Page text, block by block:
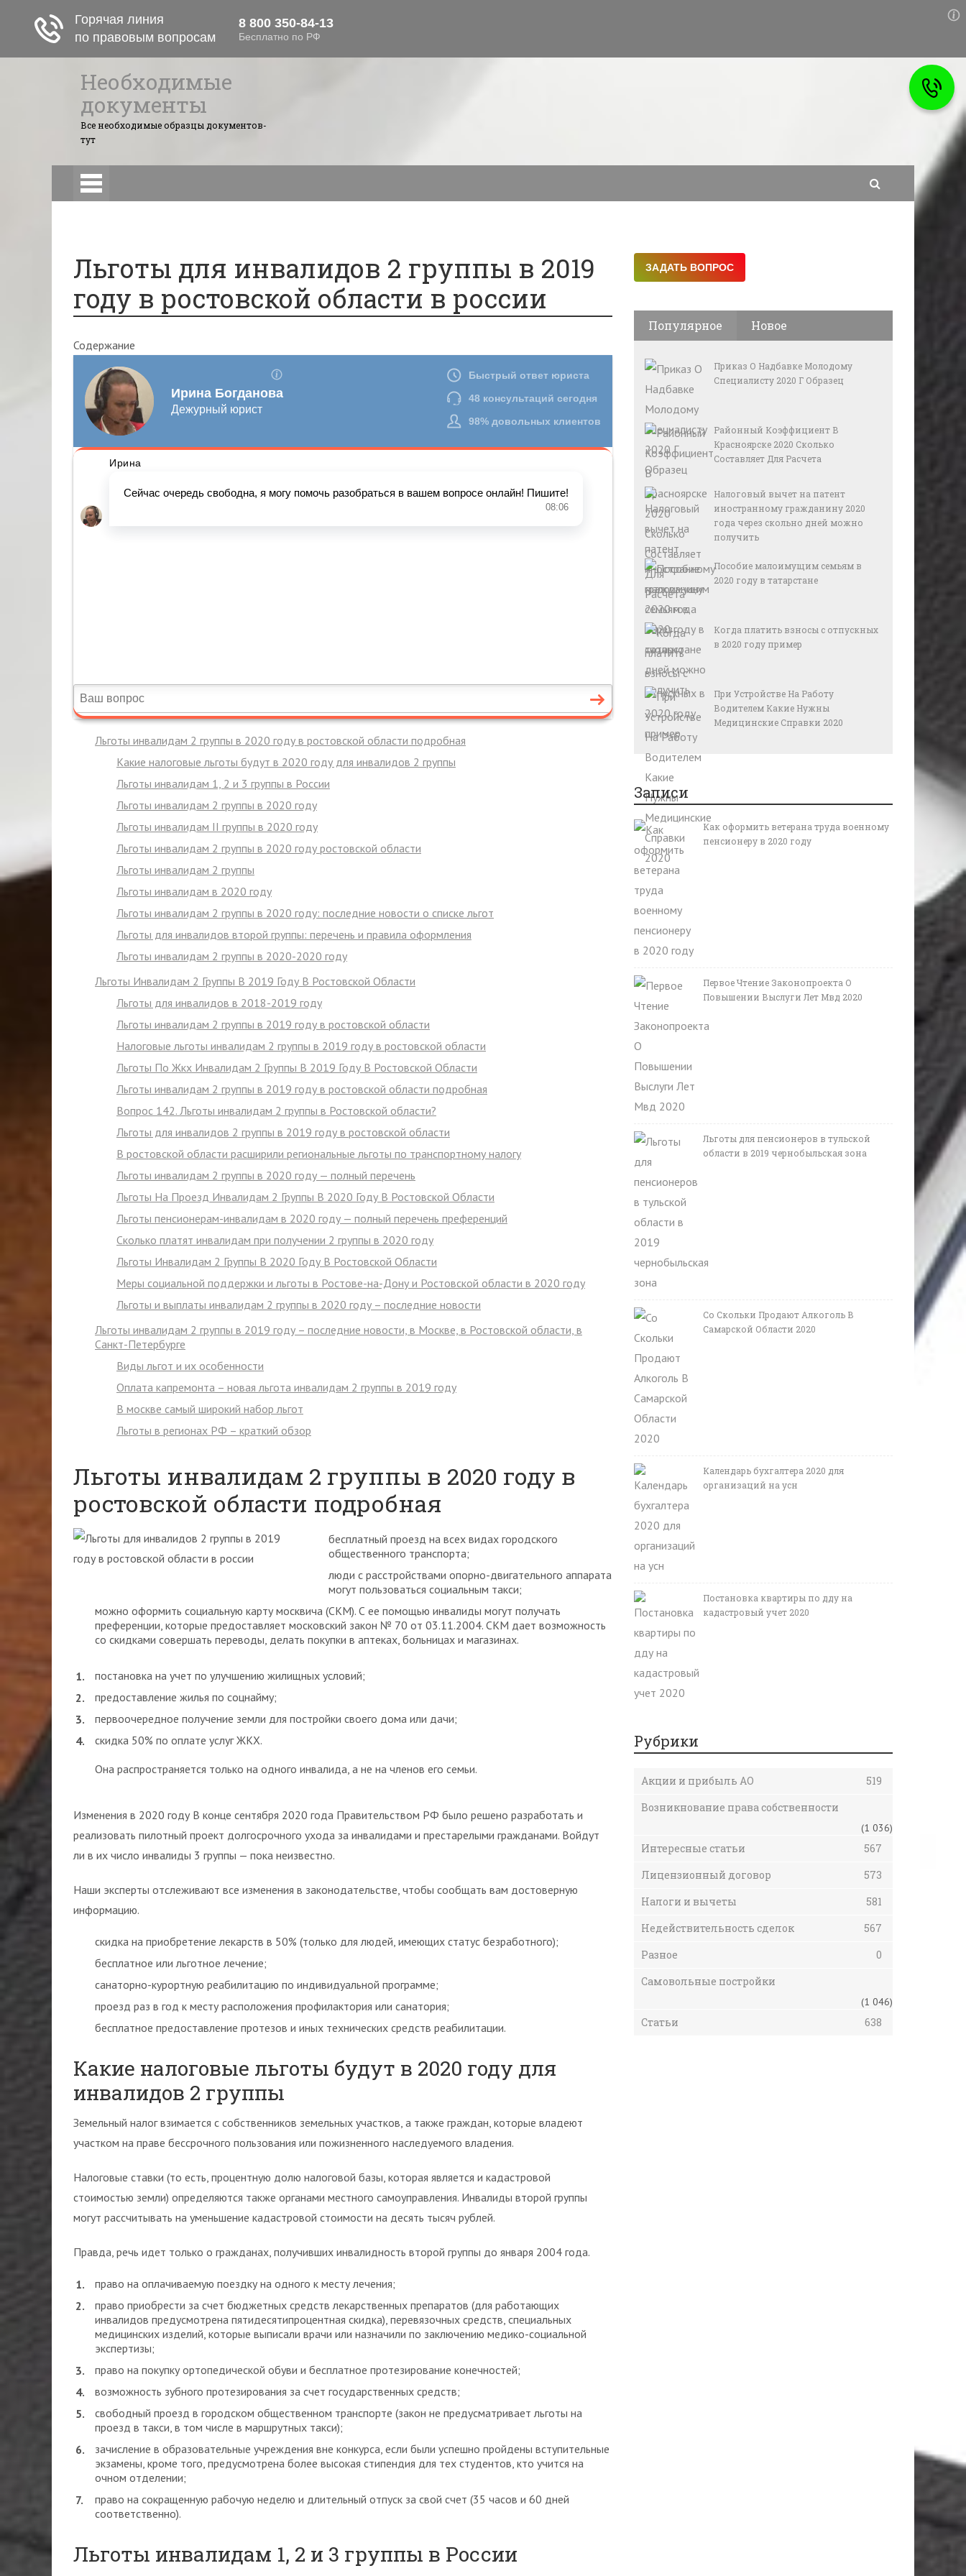
Необходимые
документы
Все необходимые образцы документов-
тут
Льготы для инвалидов 2 группы в 2019
году в ростовской области в россии
Содержание
Льготы инвалидам 2 группы в 2020 году в ростовской области подробная
Какие налоговые льготы будут в 2020 году для инвалидов 2 группы
Льготы инвалидам 1, 2 и 3 группы в России
Льготы инвалидам 2 группы в 2020 году
Льготы инвалидам II группы в 2020 году
Льготы инвалидам 2 группы в 2020 году ростовской области
Льготы инвалидам 2 группы
Льготы инвалидам в 2020 году
Льготы инвалидам 2 группы в 2020 году: последние новости о списке льгот
Льготы для инвалидов второй группы: перечень и правила оформления
Льготы инвалидам 2 группы в 2020-2020 году
Льготы Инвалидам 2 Группы В 2019 Году В Ростовской Области
Льготы для инвалидов в 2018-2019 году
Льготы инвалидам 2 группы в 2019 году в ростовской области
Налоговые льготы инвалидам 2 группы в 2019 году в ростовской области
Льготы По Жкх Инвалидам 2 Группы В 2019 Году В Ростовской Области
Льготы инвалидам 2 группы в 2019 году в ростовской области подробная
Вопрос 142. Льготы инвалидам 2 группы в Ростовской области?
Льготы для инвалидов 2 группы в 2019 году в ростовской области
В ростовской области расширили региональные льготы по транспортному налогу
Льготы инвалидам 2 группы в 2020 году — полный перечень
Льготы На Проезд Инвалидам 2 Группы В 2020 Году В Ростовской Области
Льготы пенсионерам-инвалидам в 2020 году — полный перечень преференций
Сколько платят инвалидам при получении 2 группы в 2020 году
Льготы Инвалидам 2 Группы В 2020 Году В Ростовской Области
Меры социальной поддержки и льготы в Ростове-на-Дону и Ростовской области в 2020 году
Льготы и выплаты инвалидам 2 группы в 2020 году – последние новости
Льготы инвалидам 2 группы в 2019 году – последние новости, в Москве, в Ростовской области, в
Санкт-Петербурге
Виды льгот и их особенности
Оплата капремонта – новая льгота инвалидам 2 группы в 2019 году
В москве самый широкий набор льгот
Льготы в регионах РФ – краткий обзор
Льготы инвалидам 2 группы в 2020 году в
ростовской области подробная
бесплатный проезд на всех видах городского
общественного транспорта;
люди с расстройствами опорно-двигательного аппарата
могут пользоваться социальным такси;
можно оформить социальную карту москвича (СКМ). С ее помощью инвалиды могут получать
преференции, которые предоставляет московский закон № 70 от 03.11.2004. СКМ дает возможность
со скидками совершать переводы, делать покупки в аптеках, больницах и магазинах.
постановка на учет по улучшению жилищных условий;
предоставление жилья по соцнайму;
первоочередное получение земли для постройки своего дома или дачи;
скидка 50% по оплате услуг ЖКХ.
Она распространяется только на одного инвалида, а не на членов его семьи.
Изменения в 2020 году В конце сентября 2020 года Правительством РФ было решено разработать и
реализовать пилотный проект долгосрочного ухода за инвалидами и престарелыми гражданами. Войдут
ли в их число инвалиды 3 группы — пока неизвестно.
Наши эксперты отслеживают все изменения в законодательстве, чтобы сообщать вам достоверную
информацию.
скидка на приобретение лекарств в 50% (только для людей, имеющих статус безработного);
бесплатное или льготное лечение;
санаторно-курортную реабилитацию по индивидуальной программе;
проезд раз в год к месту расположения профилактория или санатория;
бесплатное предоставление протезов и иных технических средств реабилитации.
Какие налоговые льготы будут в 2020 году для
инвалидов 2 группы
Земельный налог взимается с собственников земельных участков, а также граждан, которые владеют
участком на праве бессрочного пользования или пожизненного наследуемого владения.
Налоговые ставки (то есть, процентную долю налоговой базы, которая является и кадастровой
стоимостью земли) определяются также органами местного самоуправления. Инвалиды второй группы
могут рассчитывать на уменьшение кадастровой стоимости на десять тысяч рублей.
Правда, речь идет только о гражданах, получивших инвалидность второй группы до января 2004 года.
право на оплачиваемую поездку на одного к месту лечения;
право приобрести за счет бюджетных средств лекарственных препаратов (для работающих
инвалидов предусмотрена пятидесятипроцентная скидка), перевязочных средств, специальных
медицинских изделий, которые выписали врачи или назначили по заключению медико-социальной
экспертизы;
право на покупку ортопедической обуви и бесплатное протезирование конечностей;
возможность зубного протезирования за счет государственных средств;
свободный проезд в городском общественном транспорте (закон не предусматривает льготы на
проезд в такси, в том числе в маршрутных такси);
зачисление в образовательные учреждения вне конкурса, если были успешно пройдены вступительные
экзамены, кроме того, предусмотрена более высокая стипендия для тех студентов, кто учится на
очном отделении;
право на сокращенную рабочую неделю и длительный отпуск за свой счет (35 часов и 60 дней
соответственно).
Льготы инвалидам 1, 2 и 3 группы в России
Популярное Новое
Приказ О Надбавке Молодому
Специалисту 2020 Г Образец
Районный Коэффициент В
Красноярске 2020 Сколько
Составляет Для Расчета
Налоговый вычет на патент
иностранному гражданину 2020
года через скольно дней можно
получить
Пособие малоимущим семьям в
2020 году в татарстане
Когда платить взносы с отпускных
в 2020 году пример
При Устройстве На Работу
Водителем Какие Нужны
Медицинские Справки 2020
Записи
Как оформить ветерана труда военному
пенсионеру в 2020 году
Первое Чтение Законопроекта О
Повышении Выслуги Лет Мвд 2020
Льготы для пенсионеров в тульской
области в 2019 чернобыльская зона
Со Скольки Продают Алкоголь В
Самарской Области 2020
Календарь бухгалтера 2020 для
организаций на усн
Постановка квартиры по дду на
кадастровый учет 2020
Рубрики
Акции и прибыль АО
519
Возникнование права собственности
(1 036)
Интересные статьи
567
Лицензионный договор
573
Налоги и вычеты
581
Недействительность сделок
567
Разное
0
Самовольные постройки
(1 046)
Статьи 638